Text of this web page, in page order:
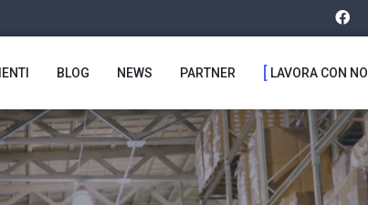
BLOG NEWS PARTNER LAVORA CON NOI